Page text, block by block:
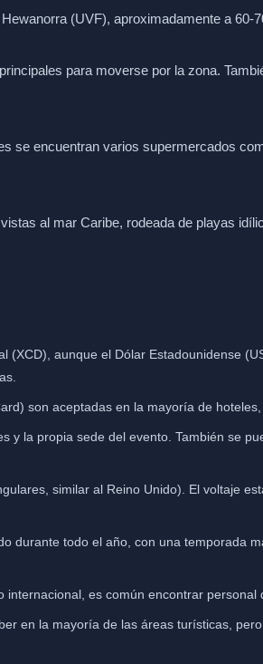
(UVF), aproximadamente a 60-
para moverse por la zona.
se encuentran varios supermercados
al mar Caribe, rodeada de playas
(XCD), aunque el Dólar Estadounidense
son aceptadas en la mayoría de
y la propia sede del evento. También se
similar al Reino Unido). El voltaje
durante todo el año, con una temporada
es común encontrar personal
en la mayoría de las áreas turísticas,